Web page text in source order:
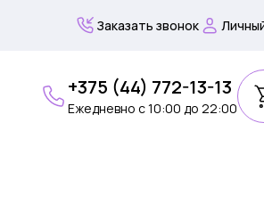
Заказать звонок
+375 (44) 772-13-13
Ежедневно c 10:00 до 22:00